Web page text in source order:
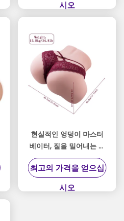
시오
현실적인 엉덩이 마스터
베이터, 질을 밀어내는 기
능, USB 재충전 가능한 간
편한 제어
최고의 가격을 얻으십
시오